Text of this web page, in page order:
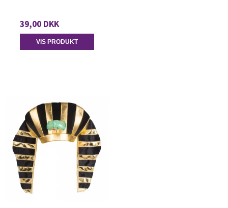
39,00 DKK
VIS PRODUKT